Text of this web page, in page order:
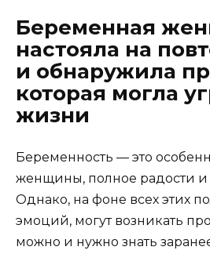
Беременная
настояла на
и обнаружила
которая могла
жизни
Беременность — это
женщины, полное радости
Однако, на фоне всех этих
эмоций, могут возникать
можно и нужно знать